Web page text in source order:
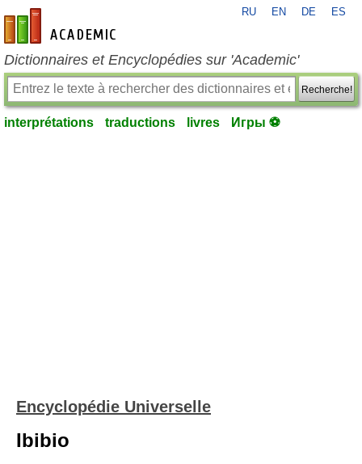
fr-academic.com
RU EN DE ES
Dictionnaires et Encyclopédies sur 'Academic'
Recherche!
interprétations traductions livres Игры ⚽
Encyclopédie Universelle
Ibibio